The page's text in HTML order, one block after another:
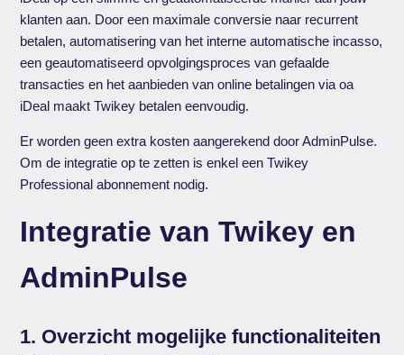
klanten aan. Door een maximale conversie naar recurrent
betalen, automatisering van het interne automatische incasso,
een geautomatiseerd opvolgingsproces van gefaalde
transacties en het aanbieden van online betalingen via oa
iDeal maakt Twikey betalen eenvoudig.
Er worden geen extra kosten aangerekend door AdminPulse.
Om de integratie op te zetten is enkel een Twikey
Professional abonnement nodig.
Integratie van Twikey en
AdminPulse
1. Overzicht mogelijke functionaliteiten